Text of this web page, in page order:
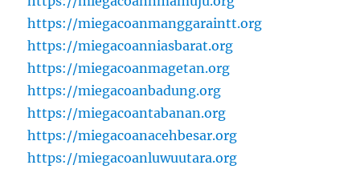
https://miegacoanmanggaraintt.org
https://miegacoanniasbarat.org
https://miegacoanmagetan.org
https://miegacoanbadung.org
https://miegacoantabanan.org
https://miegacoanacehbesar.org
https://miegacoanluwuutara.org